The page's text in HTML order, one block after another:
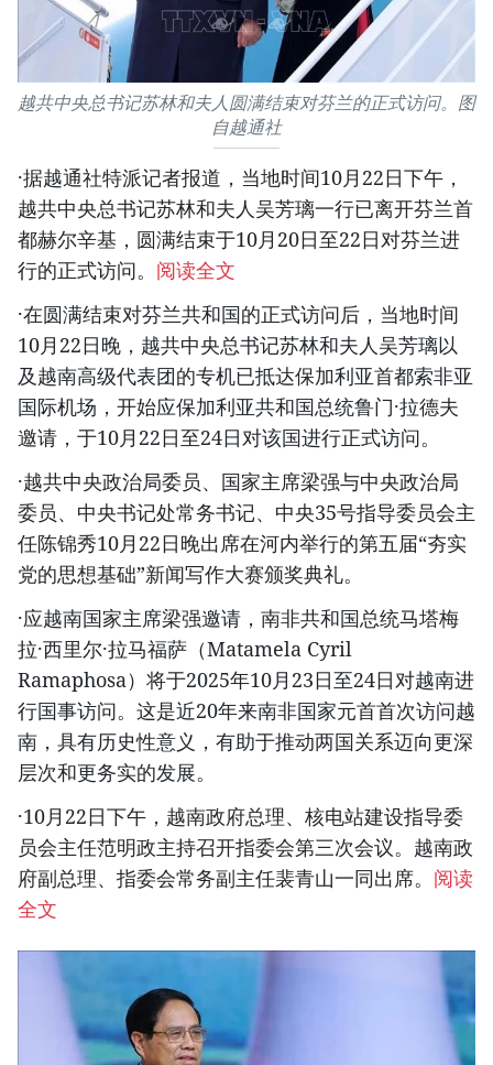
越共中央总书记苏林和夫人圆满结束对芬兰的正式访问。图
自越通社
·据越通社特派记者报道，当地时间10月22日下午，
越共中央总书记苏林和夫人吴芳璃一行已离开芬兰首
都赫尔辛基，圆满结束于10月20日至22日对芬兰进
行的正式访问。 阅读全文
·在圆满结束对芬兰共和国的正式访问后，当地时间
10月22日晚，越共中央总书记苏林和夫人吴芳璃以
及越南高级代表团的专机已抵达保加利亚首都索非亚
国际机场，开始应保加利亚共和国总统鲁门·拉德夫
邀请，于10月22日至24日对该国进行正式访问。
·越共中央政治局委员、国家主席梁强与中央政治局
委员、中央书记处常务书记、中央35号指导委员会主
任陈锦秀10月22日晚出席在河内举行的第五届“夯实
党的思想基础”新闻写作大赛颁奖典礼。
·应越南国家主席梁强邀请，南非共和国总统马塔梅
拉·西里尔·拉马福萨（Matamela Cyril
Ramaphosa）将于2025年10月23日至24日对越南进
行国事访问。这是近20年来南非国家元首首次访问越
南，具有历史性意义，有助于推动两国关系迈向更深
层次和更务实的发展。
·10月22日下午，越南政府总理、核电站建设指导委
员会主任范明政主持召开指委会第三次会议。越南政
府副总理、指委会常务副主任裴青山一同出席。 阅读
全文